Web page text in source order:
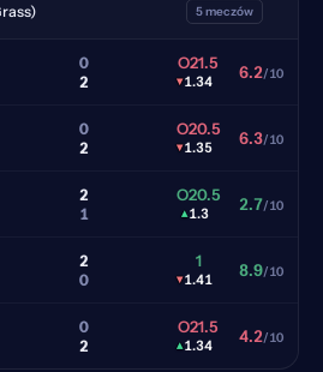
5 meczów
0
2
O21.5
▾1.34 6.2/10
0
2
O20.5
▾1.35 6.3/10
2
1
O20.5
▴1.3 2.7/10
2
0
1
▾1.41 8.9/10
0
2
O21.5
▴1.34 4.2/10